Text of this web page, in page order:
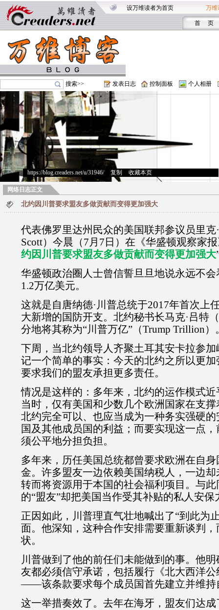
设万维读者为首页 万维
首 页
搜索>> 发表日志 控制面板 个人相册
https://blog.creaders.net/u/31946/> 复制 收藏本页
网络日志正文
北约因川普要求盟友多做贡献而变得更加强大
代表佛罗里达州民众的美国联邦参议员里克
Scott）今晨（7月 7 日）在《华盛顿观察家
约因川普要求盟友多做贡献而变得更加强大
华盛顿政治圈人士曾信誓旦旦地说永远不
1.2万亿美元。
这就是自唐纳德·川普总统于2017年首次上
大新增的国防开支。北约秘书长马克·吕特（
分地将其称为“川普万亿”（Trump Trillion）
下周，当北约领导人齐聚土耳其安卡拉参
记一个简单的事实：今天的北约之所以更
要求我们的盟友承担更多责任。
情况是这样的：多年来，北约的运作模式近
当时，仅有美国和少数几个欧洲国家在支
北约完全可以、也应当成为一种务实强硬
国及其他成员国的利益；而要实现这一点
须公平地分担负担。
多年来，历任美国总统都曾要求欧洲在自
金。许多盟友一边依赖美国纳税人，一边
转而将资源用于本国的社会福利项目。与
的“盟友”却把美国当作受其补贴的私人安保
正因如此，川普理直气壮地喊出了“到此为
面。他深知，这种合作安排需要重新谈判
状。
川普做到了他的前任们未能做到的事。他
友都必须信守承诺，包括履行《北大西洋
——该条款要求每个成员国首先建立并维持
这一举措奏效了。去年在海牙，盟友们达